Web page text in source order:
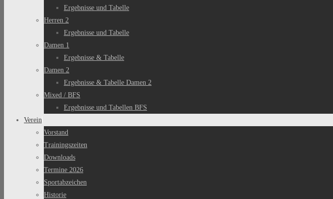
Ergebnisse und Tabelle
Herren 2
Ergebnisse und Tabelle
Damen 1
Ergebnisse & Tabelle
Damen 2
Ergebnisse & Tabelle Damen 2
Mixed / BFS
Ergebnisse und Tabellen BFS
Verein
Vorstand
Trainingszeiten
Downloads
Termine 2026
Sportabzeichen
Historie